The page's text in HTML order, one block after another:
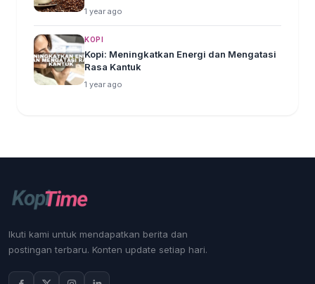
1 year ago
KOPI
Kopi: Meningkatkan Energi dan Mengatasi
Rasa Kantuk
1 year ago
Ikuti kami untuk mendapatkan berita dan
postingan terbaru. Konten update setiap hari.